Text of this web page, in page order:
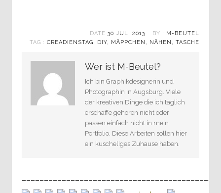
DATE 30 JULI 2013 BY : M-BEUTEL
TAG : CREADIENSTAG, DIY, MÄPPCHEN , NÄHEN , TASCHE
Wer ist M-Beutel?
Ich bin Graphikdesignerin und
Photographin in Augsburg. Viele
der kreativen Dinge die ich täglich
erschaffe gehören nicht oder
passen einfach nicht in mein
Portfolio. Diese Arbeiten sollen hier
ein kuscheliges Zuhause haben.